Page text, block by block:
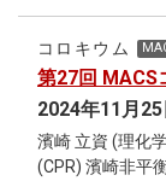
前にどのような
MACSプログラ
と思っていたが
のMACSの歩み
関わりなどにつ
15:30-15:55 講
士 （生物科学専
コロキウム
第27回 MACS
2024年11月
濱崎 立資 (理化
(CPR) 濱崎非平